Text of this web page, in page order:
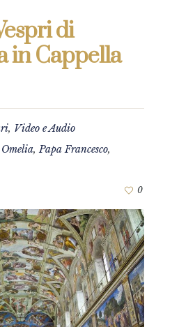
di
in Cappella
, Video e Audio
Omelia,Papa Francesco,
0